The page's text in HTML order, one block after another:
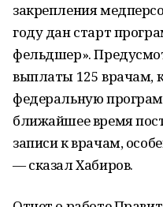
закрепления
году дан старт
фельдшер».
выплаты 125 врачам,
федеральную
ближайшее время
записи к врачам,
— сказал Хабиров.